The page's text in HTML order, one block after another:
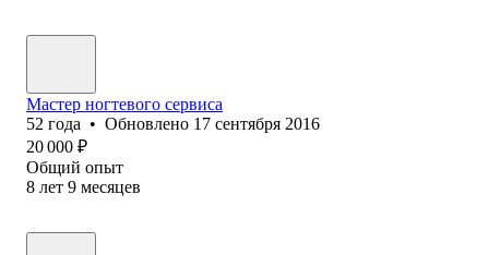
Мастер ногтевого сервиса
52 года • Обновлено 17 сентября 2016
20 000 ₽
Общий опыт
8 лет 9 месяцев